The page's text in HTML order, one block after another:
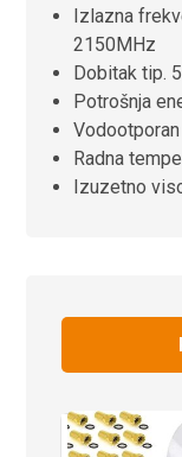
Izlazna
2150MHz
Dobitak tip.
Potrošnja
Vodootporan
Radna
Izuzetno